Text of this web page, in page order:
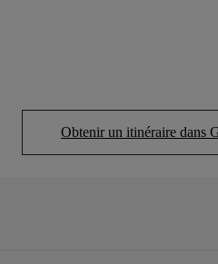
Obtenir un itinéraire dans